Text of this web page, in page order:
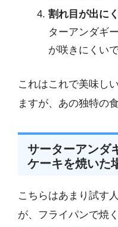
割れ目が出に
ターアンダギ
が咲きにくいで
これはこれで美味し
ますが、あの独特の
サーターアンダ
ケーキを焼いた
こちらはあまり試す
が、フライパンで焼